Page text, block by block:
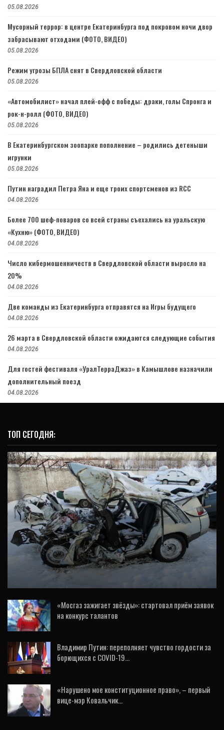
05.08.2026
Мусорный террор: в центре Екатеринбурга под покровом ночи двор
забрасывают отходами (ФОТО, ВИДЕО)
05.08.2026
Режим угрозы БПЛА снят в Свердловской области
05.08.2026
«Автомобилист» начал плей-офф с победы: драки, голы Спронга и
рок-н-ролл (ФОТО, ВИДЕО)
05.08.2026
В Екатеринбургском зоопарке пополнение – родились детеныши
игрунки
05.08.2026
Путин наградил Петра Яна и еще троих спортсменов из RCC
04.08.2026
Более 700 шеф-поваров со всей страны съехались на уральскую
«Кухню» (ФОТО, ВИДЕО)
04.08.2026
Число кибермошенничеств в Свердловской области выросло на
20%
04.08.2026
Две команды из Екатеринбурга отправятся на Игры будущего
04.08.2026
26 марта в Свердловской области ожидаются следующие события
04.08.2026
Для гостей фестиваля «УралТерраДжаз» в Камышлове назначили
дополнительный поезд
04.08.2026
ТОП СЕГОДНЯ:
НОВОСТИ
Вынесен приговор водителю грузовика, по
вине которого погибли четыре человека…
«Мосгаз зажигает звёзды»: стартовал приём заявок
на конкурс талантов
Владимир Путин: переполняет чувство гордости за
борющихся с COVID-19…
«Нарушено мое конституционное право», – первый
вице-мэр Ковальчик…